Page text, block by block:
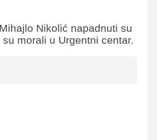
Nikolić napadnuti su
morali u Urgentni centar.